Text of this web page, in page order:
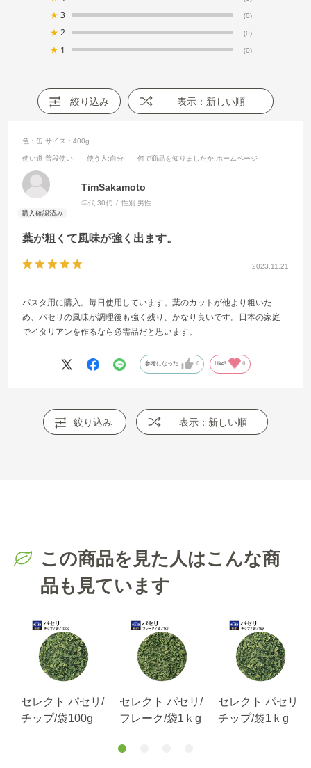
★ 3 (0)
★ 2 (0)
★ 1 (0)
絞り込み 表示：新しい順
2023.11.21
葉が粗くて風味が強く出ます。
色：缶 サイズ：400g
使い道:普段使い 使う人 :自分 何で商品を知りましたか:ホームページ
TimSakamoto
年代:30代 性別:男性
パスタ用に購入。毎日使用しています。葉のカットが他より粗いた
め、パセリの風味が調理後も強く残り、かなり良いです。日本の家庭
でイタリアンを作るなら必需品だと思います。
参考になった 0 Like! 0
絞り込み 表示：新しい順
この商品を見た人はこんな商
品も見ています
セレクト パセリ/
チップ/袋100g
セレクト パセリ/
フレーク/袋1ｋg
セレクト パセリ/
チップ/袋1ｋg